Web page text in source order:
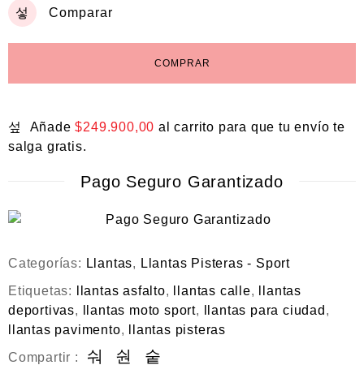
Comparar
COMPRAR
Añade$249.900,00 al carrito para que tu envío te
salga gratis.
Pago Seguro Garantizado
Categorías: Llantas, Llantas Pisteras - Sport
Etiquetas:
llantas asfalto, llantas calle,
llantas
deportivas, llantas moto sport, llantas para ciudad ,
llantas pavimento,
llantas pisteras
Compartir :